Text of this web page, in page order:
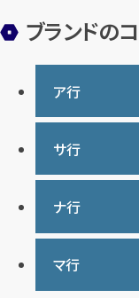
ブランドの
ア行
IWC
ヴァシュロン
ン
ウブロ
エルメス
サ行
サマンサタバサ
ジーショック
ジャガー・ルク
ナ行
ナイキ
マ行